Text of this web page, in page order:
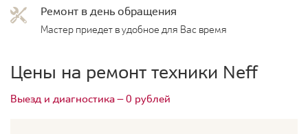
Ремонт в день обращения
Мастер приедет в удобное для Вас время
Цены на ремонт техники Neff
Выезд и диагностика — 0 рублей